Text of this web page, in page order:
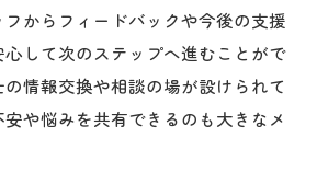
からフィードバックや今後の支援
して次のステップへ進むことがで
情報交換や相談の場が設けられて
や悩みを共有できるのも大きなメ